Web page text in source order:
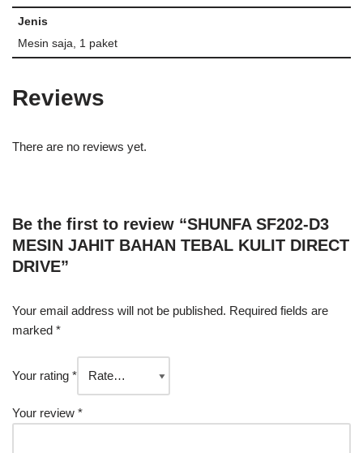
Jenis
Mesin saja, 1 paket
Reviews
There are no reviews yet.
Be the first to review “SHUNFA SF202-D3
MESIN JAHIT BAHAN TEBAL KULIT DIRECT
DRIVE”
Your email address will not be published. Required fields are
marked *
Your rating *
Your review *